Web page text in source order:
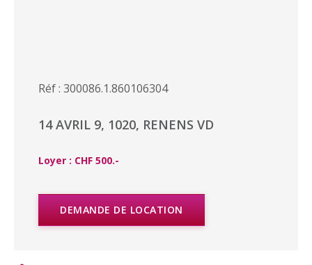
Réf : 300086.1.860106304
14 AVRIL 9, 1020, RENENS VD
Loyer : CHF 500.-
DEMANDE DE LOCATION